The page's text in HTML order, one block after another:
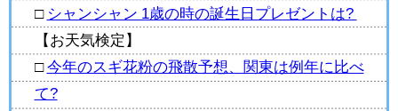
□ シャンシャン 1歳の時の誕生日プレゼントは?
【お天気検定】
□今年のスギ花粉の飛散予想、関東は例年に比べ
て?